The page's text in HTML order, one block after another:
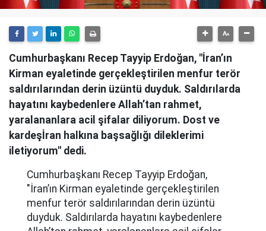
Cumhurbaşkanı Recep Tayyip Erdoğan, "İran’ın
Kirman eyaletinde gerçekleştirilen menfur terör
saldırılarından derin üzüntü duyduk. Saldırılarda
hayatını kaybedenlere Allah’tan rahmet,
yaralananlara acil şifalar diliyorum. Dost ve
kardeşİran halkına başsağlığı dileklerimi
iletiyorum" dedi.
Cumhurbaşkanı Recep Tayyip Erdoğan,
"İran’ın Kirman eyaletinde gerçekleştirilen
menfur terör saldırılarından derin üzüntü
duyduk. Saldırılarda hayatını kaybedenlere